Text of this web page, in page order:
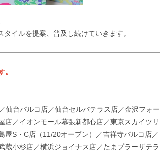
イルを提案、普及し続けていきます。
。
仙台パルコ店／仙台セルバテラス店／金沢フォー
店／イオンモール幕張新都心店／東京スカイツリ
屋S・C店（11/20オープン）／吉祥寺パルコ店／
蔵小杉店／横浜ジョイナス店／たまプラーザテラ